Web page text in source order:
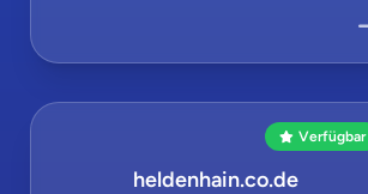
Verfügbar
heldenhain.co.de